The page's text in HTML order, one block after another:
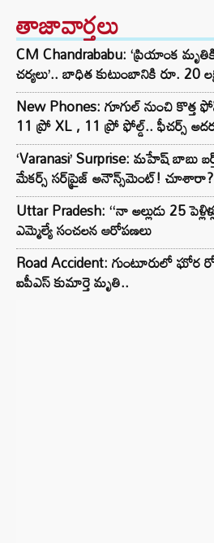
తాజావార్తలు
CM Chandrababu: ‘ప్రియాంక
చర్యలు’.. బాధిత కుటుంబానికి రూ. 20
New Phones: గూగుల్ నుంచి కొత్త
11 ప్రో XL , 11 ప్రో ఫోల్డ్.. ఫీచర్స్
‘Varanasi’ Surprise: మహేష్ బాబు
మేకర్స్ సర్‌ప్రైజ్ అనౌన్స్‌మెంట్! చూశారా?
Uttar Pradesh: ‘‘నా అల్లుడు 25
ఎమ్మెల్యే సంచలన ఆరోపణలు
Road Accident: గుంటూరులో ఘోర
ఐపీఎస్ కుమార్తె మృతి..